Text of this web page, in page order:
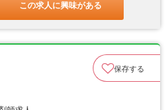
この求人に興味がある
保存する